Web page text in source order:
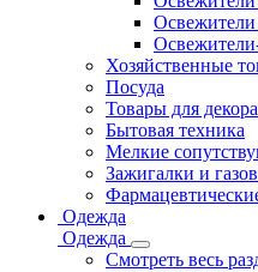
Освежители
Хозяйственные
Посуда
Товары для
Бытовая техника
Мелкие
Зажигалки и
Одежда
Одежда
Смотреть весь